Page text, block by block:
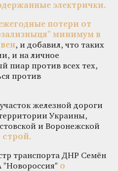
электрички.
потери от
минимум в
, и добавил, что таких
и на личное
пиар против всех тех,
против
железной дороги
Украины,
и Воронежской
строй.
транспорта ДНР Семён
"Новороссия" о